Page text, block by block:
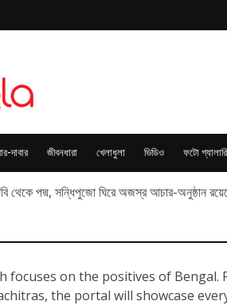
দাবার জীবনধারা খেলাধুলা ভিডিও ফটো গ্যালারি
থেকে পদ্ম, সন্ধিপুজো ঘিরে অজস্র আচার-অনুষ্ঠান
focuses on the positives of Bengal.
the portal will showcase